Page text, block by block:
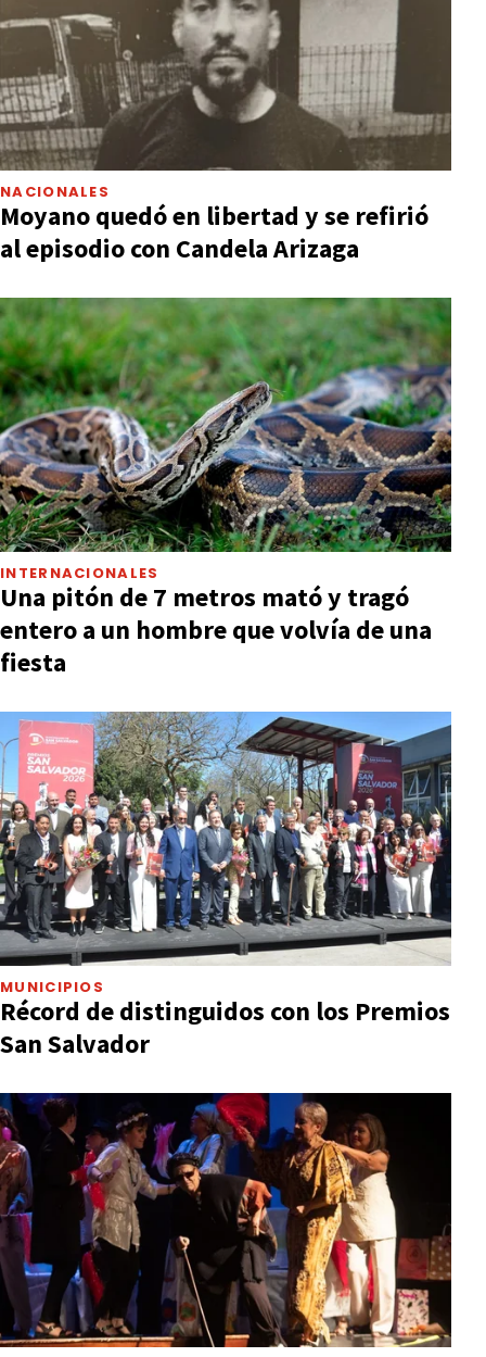
NACIONALES
Moyano quedó en libertad y se refirió
al episodio con Candela Arizaga
INTERNACIONALES
Una pitón de 7 metros mató y tragó
entero a un hombre que volvía de una
fiesta
MUNICIPIOS
Récord de distinguidos con los Premios
San Salvador